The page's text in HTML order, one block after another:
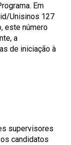
Em
Unisinos 127
este número
a
de iniciação à
supervisores
candidatos